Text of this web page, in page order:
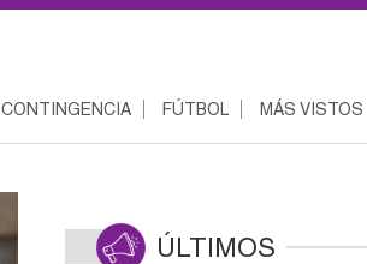
CONTINGENCIA FÚTBOL MÁS VISTOS
ÚLTIMOS